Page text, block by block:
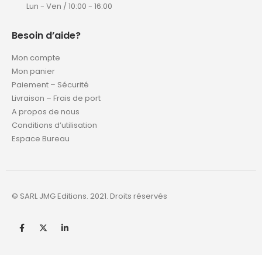
Lun - Ven / 10:00 - 16:00
Besoin d’aide?
Mon compte
Mon panier
Paiement – Sécurité
Livraison – Frais de port
A propos de nous
Conditions d’utilisation
Espace Bureau
© SARL JMG Editions. 2021. Droits réservés